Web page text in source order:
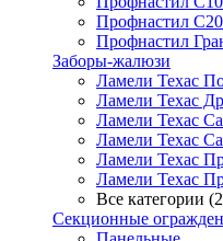
Профнастил
Профнастил
Заборы-жалюзи
Ламели Техас
Ламели Техас
Ламели Техас
Ламели Техас
Ламели Техас
Ламели Техас
Все категории
Секционные